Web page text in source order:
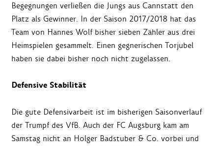
Begegnungen verließen die Jungs aus Cannstatt den
Platz als Gewinner. In der Saison 2017/2018 hat das
Team von Hannes Wolf bisher sieben Zähler aus drei
Heimspielen gesammelt. Einen gegnerischen Torjubel
haben sie dabei bisher noch nicht zugelassen.
Defensive Stabilität
Die gute Defensivarbeit ist im bisherigen Saisonverlauf
der Trumpf des VfB. Auch der FC Augsburg kam am
Samstag nicht an Holger Badstuber & Co. vorbei und